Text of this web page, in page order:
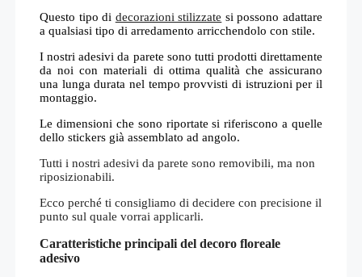
Questo tipo di decorazioni stilizzate si possono adattare
a qualsiasi tipo di arredamento arricchendolo con stile.
I nostri adesivi da parete sono tutti prodotti direttamente
da noi con materiali di ottima qualità che assicurano
una lunga durata nel tempo provvisti di istruzioni per il
montaggio.
Le dimensioni che sono riportate si riferiscono a quelle
dello stickers già assemblato ad angolo.
Tutti i nostri adesivi da parete sono removibili, ma non
riposizionabili.
Ecco perché ti consigliamo di decidere con precisione il
punto sul quale vorrai applicarli.
Caratteristiche principali del decoro floreale
adesivo